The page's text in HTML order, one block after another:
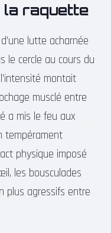
la raquette
lutte acharnée
le cercle au cours du
montait
musclé entre
a mis le feu aux
tempérament
physique imposé
les bousculades
plus agressifs entre